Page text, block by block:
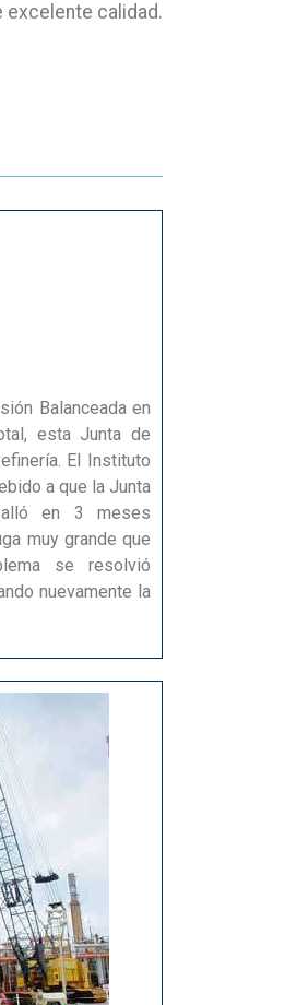
calidad.
Balanceada en
esta Junta de
El Instituto
a que la Junta
en 3 meses
muy grande que
se resolvió
nuevamente la